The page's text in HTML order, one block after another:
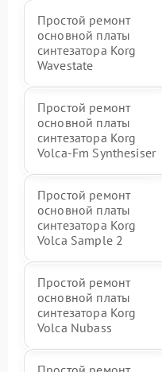
Простой ремонт
основной платы
синтезатора Korg
Wavestate
Простой ремонт
основной платы
синтезатора Korg
Volca-Fm Synthesiser
Простой ремонт
основной платы
синтезатора Korg
Volca Sample 2
Простой ремонт
основной платы
синтезатора Korg
Volca Nubass